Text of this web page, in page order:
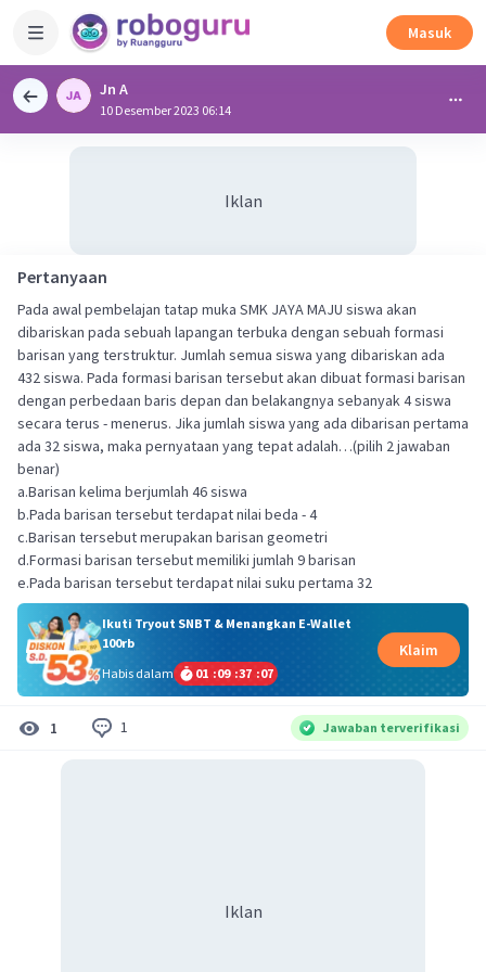
Masuk
Jn A
10 Desember 2023 06:14
Iklan
Pertanyaan
Pada awal pembelajan tatap muka SMK JAYA MAJU siswa akan
dibariskan pada sebuah lapangan terbuka dengan sebuah formasi
barisan yang terstruktur. Jumlah semua siswa yang dibariskan ada
432 siswa. Pada formasi barisan tersebut akan dibuat formasi barisan
dengan perbedaan baris depan dan belakangnya sebanyak 4 siswa
secara terus - menerus. Jika jumlah siswa yang ada dibarisan pertama
ada 32 siswa, maka pernyataan yang tepat adalah…(pilih 2 jawaban
benar)
a.Barisan kelima berjumlah 46 siswa
b.Pada barisan tersebut terdapat nilai beda - 4
c.Barisan tersebut merupakan barisan geometri
d.Formasi barisan tersebut memiliki jumlah 9 barisan
e.Pada barisan tersebut terdapat nilai suku pertama 32
Ikuti Tryout SNBT & Menangkan E-Wallet
100rb
Habis dalam
01 :09 :37 :06
Klaim
1 1 Jawaban terverifikasi
Iklan